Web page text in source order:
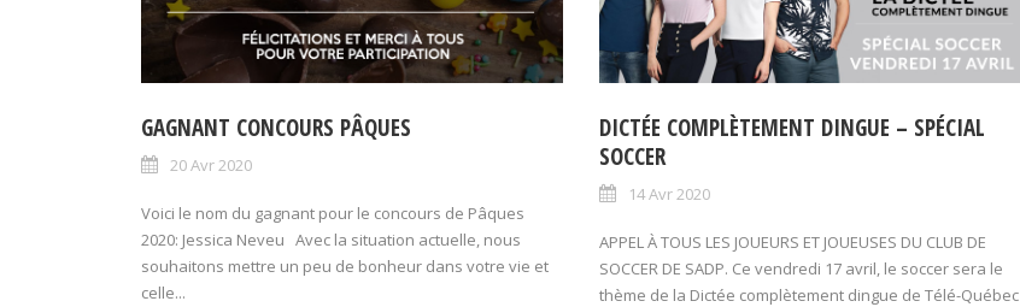
GAGNANT CONCOURS PÂQUES
20 Avr 2020
Voici le nom du gagnant pour le concours de Pâques
2020: Jessica Neveu Avec la situation actuelle, nous
souhaitons mettre un peu de bonheur dans votre vie et
celle...
DICTÉE COMPLÈTEMENT DINGUE – SPÉCIAL
SOCCER
14 Avr 2020
APPEL À TOUS LES JOUEURS ET JOUEUSES DU CLUB DE
SOCCER DE SADP. Ce vendredi 17 avril, le soccer sera le
thème de la Dictée complètement dingue de Télé-Québec